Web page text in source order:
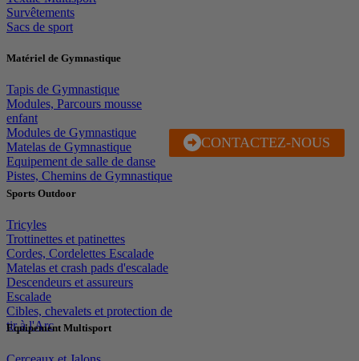
J'EN PROFITE
CONTACTEZ-NOUS
Survêtements
Sacs de sport
Matériel de Gymnastique
Tapis de Gymnastique
Modules, Parcours mousse
enfant
Modules de Gymnastique
Matelas de Gymnastique
Equipement de salle de danse
Pistes, Chemins de Gymnastique
Sports Outdoor
Tricyles
Trottinettes et patinettes
Cordes, Cordelettes Escalade
Matelas et crash pads d'escalade
Descendeurs et assureurs
Escalade
Cibles, chevalets et protection de
tir à l'Arc
Equipement Multisport